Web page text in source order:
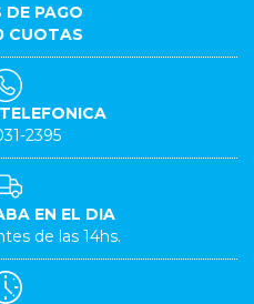
DE PAGO
CUOTAS
2395
EN EL DIA
de las 14hs.